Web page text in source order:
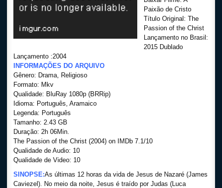
Paixão de Cristo
Título Original: The
Passion of the Christ
Lançamento no Brasil:
2015 Dublado
Lançamento :2004
INFORMAÇÕES DO ARQUIVO
Gênero: Drama, Religioso
Formato: Mkv
Qualidade: BluRay 1080p (BRRip)
Idioma: Português, Aramaico
Legenda: Português
Tamanho: 2.43 GB
Duração: 2h 06Min.
The Passion of the Christ (2004) on IMDb 7.1/10
Qualidade de Audio: 10
Qualidade de Video: 10
SINOPSE:As últimas 12 horas da vida de Jesus de Nazaré (James
Caviezel). No meio da noite, Jesus é traído por Judas (Luca